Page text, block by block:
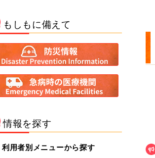
もしもに備えて
情報を探す
利用者別メニューから探す